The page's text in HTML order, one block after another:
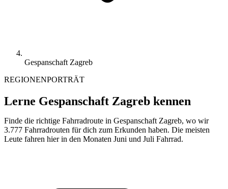
Gespanschaft Zagreb
REGIONENPORTRÄT
Lerne Gespanschaft Zagreb kennen
Finde die richtige Fahrradroute in Gespanschaft Zagreb, wo wir
3.777 Fahrradrouten für dich zum Erkunden haben. Die meisten
Leute fahren hier in den Monaten Juni und Juli Fahrrad.